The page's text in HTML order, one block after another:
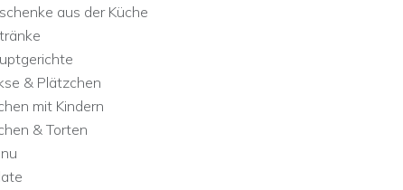
aus der Küche
& Plätzchen
mit Kindern
& Torten